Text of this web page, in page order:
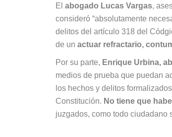
El abogado Lucas Vargas,
consideró “absolutamente
delitos del artículo 318 del
de un actuar refractario,
Por su parte, Enrique Urbina,
medios de prueba que puedan
los hechos y delitos
Constitución. No tiene que
juzgados, como todo ciudadano